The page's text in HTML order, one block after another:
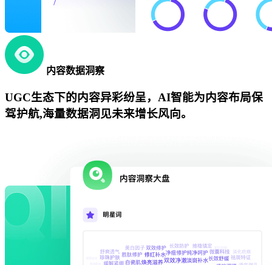
内容数据洞察
UGC生态下的内容异彩纷呈，AI智能为内容布局保
驾护航,海量数据洞见未来增长风向。